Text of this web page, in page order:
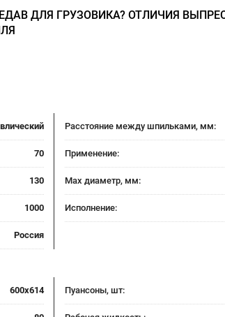
ДЛЯ ГРУЗОВИКА? ОТЛИЧИЯ
Расстояние между шпильками, мм:
70 Применение:
130 Max диаметр, мм:
1000 Исполнение:
Россия
600х614 Пуансоны, шт: